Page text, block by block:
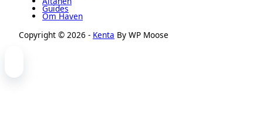
Guides
Om Haven
Copyright © 2026 - Kenta By WP Moose